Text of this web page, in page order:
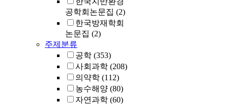
공학회논문집 (2)
한국방재학회
논문집 (2)
주제분류
공학 (353)
사회과학 (208)
의약학 (112)
농수해양 (80)
자연과학 (60)